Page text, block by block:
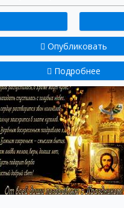
Опубликовать
Подробнее